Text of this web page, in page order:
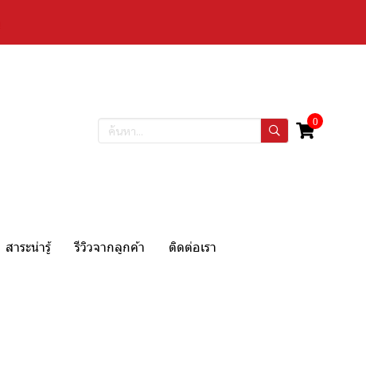
0
สาระน่ารู้ รีวิวจากลูกค้า ติดต่อเรา